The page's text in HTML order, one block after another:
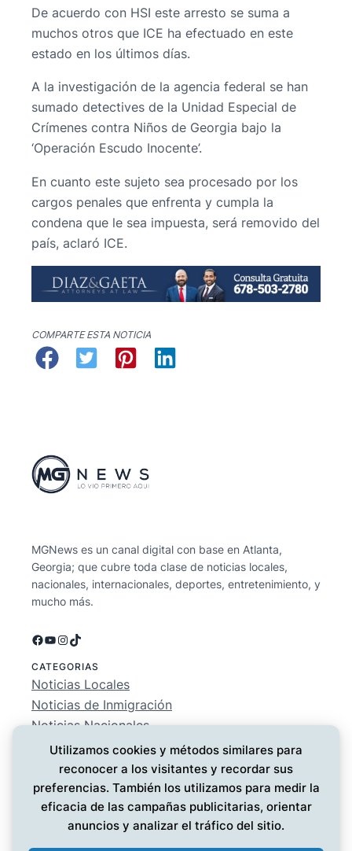
De acuerdo con HSI este arresto se suma a
muchos otros que ICE ha efectuado en este
estado en los últimos días.
A la investigación de la agencia federal se han
sumado detectives de la Unidad Especial de
Crímenes contra Niños de Georgia bajo la
‘Operación Escudo Inocente’.
En cuanto este sujeto sea procesado por los
cargos penales que enfrenta y cumpla la
condena que le sea impuesta, será removido del
país, aclaró ICE.
COMPARTE ESTA NOTICIA
MGNews es un canal digital con base en Atlanta,
Georgia; que cubre toda clase de noticias locales,
nacionales, internacionales, deportes, entretenimiento, y
mucho más.
Facebook
YouTube
Instagram
TikTok
CATEGORIAS
Noticias Locales
Noticias de Inmigración
Noticias Nacionales
Deportes
Entretenimiento
EMPRESA
Conócenos
Política de Privacidad
Utilizamos cookies y métodos similares para
reconocer a los visitantes y recordar sus
preferencias. También los utilizamos para medir la
eficacia de las campañas publicitarias, orientar
anuncios y analizar el tráfico del sitio.